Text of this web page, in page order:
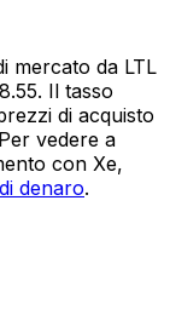
mercato da LTL
Il tasso
di acquisto
vedere a
con Xe,
denaro.